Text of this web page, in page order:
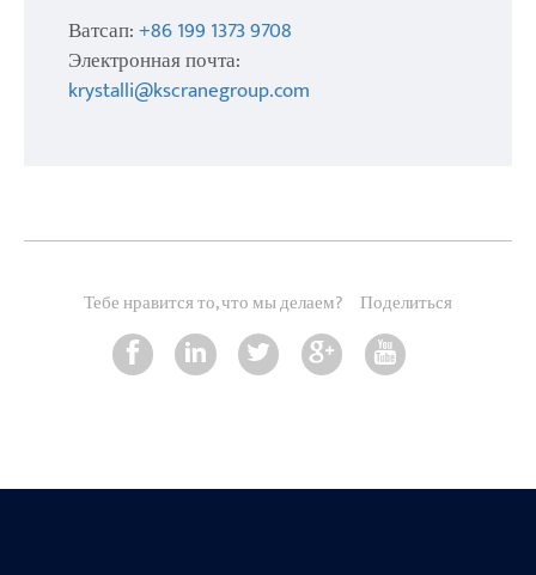
Ватсап:+86 199 1373 9708
Электронная почта:
krystalli@kscranegroup.com
Тебе нравится то, что мы делаем? Поделиться